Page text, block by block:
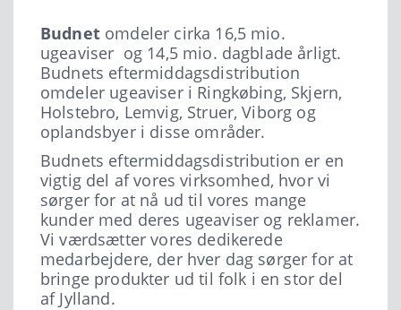
Budnetomdeler cirka 16,5 mio.
ugeaviser og 14,5 mio. dagblade årligt.
Budnets eftermiddagsdistribution
omdeler ugeaviser i Ringkøbing, Skjern,
Holstebro, Lemvig, Struer, Viborg og
oplandsbyer i disse områder.
Budnets eftermiddagsdistribution er en
vigtig del af vores virksomhed, hvor vi
sørger for at nå ud til vores mange
kunder med deres ugeaviser og reklamer.
Vi værdsætter vores dedikerede
medarbejdere, der hver dag sørger for at
bringe produkter ud til folk i en stor del
af Jylland.